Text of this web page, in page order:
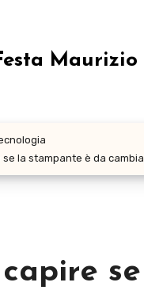
Maurizio
se la stampante è da